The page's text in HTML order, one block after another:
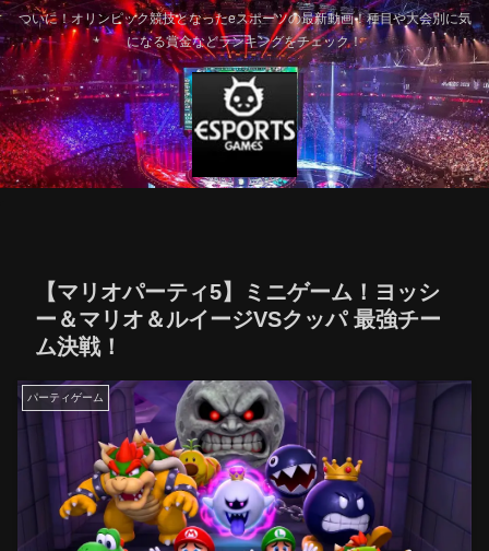
ついに！オリンピック競技となったeスポーツの最新動画！種目や大会別に気
になる賞金などランキングをチェック！
【マリオパーティ5】ミニゲーム！ヨッシ
ー＆マリオ＆ルイージVSクッパ 最強チー
ム決戦！
パーティゲーム